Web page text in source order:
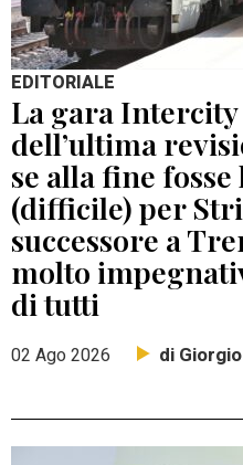
EDITORIALE
La gara
dell’ultima
se alla fine
(difficile) per
successore a
molto
di tutti
02 Ago 2026 di